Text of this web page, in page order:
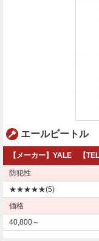
エールビートル
【メーカー】YALE 【
防犯性
★★★★★(5)
価格
40,800～